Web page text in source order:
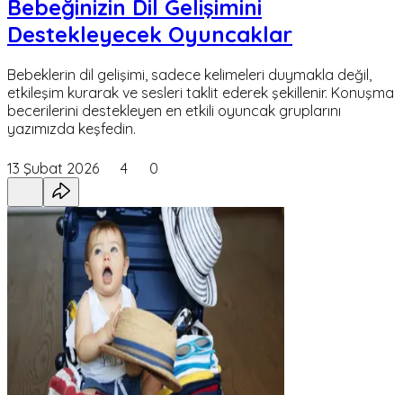
Bebeğinizin Dil Gelişimini
Destekleyecek Oyuncaklar
Bebeklerin dil gelişimi, sadece kelimeleri duymakla değil,
etkileşim kurarak ve sesleri taklit ederek şekillenir. Konuşma
becerilerini destekleyen en etkili oyuncak gruplarını
yazımızda keşfedin.
13 Şubat 2026 4 0